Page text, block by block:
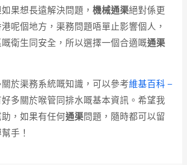
果想長遠解決問題，機械通渠絕對係更
呢個地方，渠務問題唔單止影響個人，
衛生同安全，所以選擇一個合適嘅通渠
於渠務系統嘅知識，可以參考維基百科 –
好多關於喉管同排水嘅基本資訊。希望我
，如果有任何通渠問題，隨時都可以留
手！